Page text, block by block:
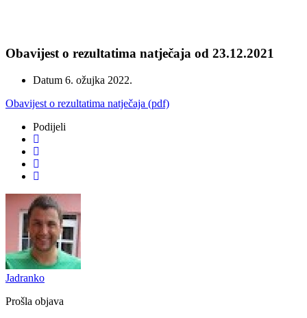
Obavijest o rezultatima natječaja od 23.12.2021
Datum 6. ožujka 2022.
Obavijest o rezultatima natječaja (pdf)
Podijeli
Jadranko
Prošla objava